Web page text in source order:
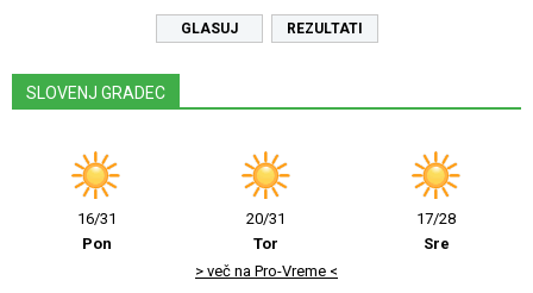
REZULTATI
SLOVENJ GRADEC
16/31
Pon
20/31
Tor
17/28
Sre
> več na Pro-Vreme <